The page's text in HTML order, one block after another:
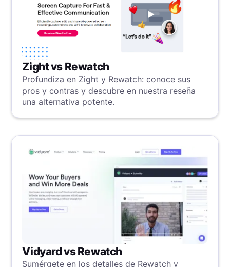
Zight vs Rewatch
Profundiza en Zight y Rewatch: conoce sus
pros y contras y descubre en nuestra reseña
una alternativa potente.
Vidyard vs Rewatch
Sumérgete en los detalles de Rewatch y